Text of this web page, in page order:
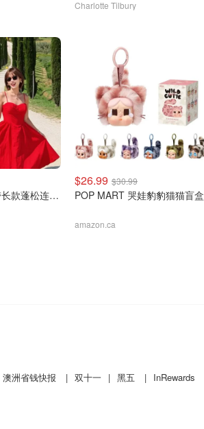
Charlotte Tilbury
SHEIN BAE 吊带长款蓬松连衣裙
$26.99 $30.99
POP MART 哭娃豹豹猫猫盲盒
amazon.ca
澳洲省钱快报 | 双十一 | 黑五 | InRewards